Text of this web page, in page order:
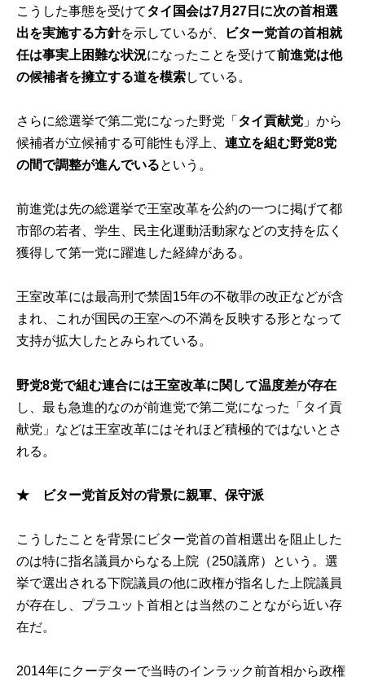
こうした事態を受けてタイ国会は7月27日に次の首相選
出を実施する方針を示しているが、
ビター党首の首相就
任は事実上困難な状況になったことを受けて前進党は他
の候補者を擁立する道を模索している。
さらに総選挙で第二党になった野党「 タイ貢献党 」から
候補者が立候補する可能性も浮上、連立を組む野党8党
の間で調整が進んでいるという。
前進党は先の総選挙で王室改革を公約の一つに掲げて都
市部の若者、学生、民主化運動活動家などの支持を広く
獲得して第一党に躍進した経緯がある。
王室改革には最高刑で禁固15年の不敬罪の改正などが含
まれ、これが国民の王室への不満を反映する形となって
支持が拡大したとみられている。
野党8党で組む連合には王室改革に関して温度差が存在
し、最も急進的なのが前進党で第二党になった「タイ貢
献党」などは王室改革にはそれほど積極的ではないとさ
れる。
★ ビター党首反対の背景に親軍、保守派
こうしたことを背景にビター党首の首相選出を阻止した
のは特に指名議員からなる上院（250議席）という。選
挙で選出される下院議員の他に政権が指名した上院議員
が存在し、プラユット首相とは当然のことながら近い存
在だ。
2014年にクーデターで当時のインラック前首相から政権